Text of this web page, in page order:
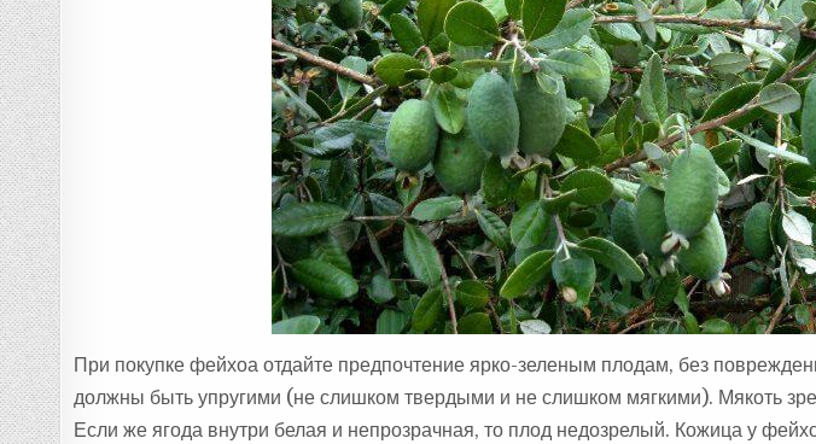
При покупке фейхоа отдайте предпочтение ярко-зеленым плодам, без
должны быть упругими (не слишком твердыми и не слишком мягкими). Мякоть
Если же ягода внутри белая и непрозрачная, то плод недозрелый. Кожица у